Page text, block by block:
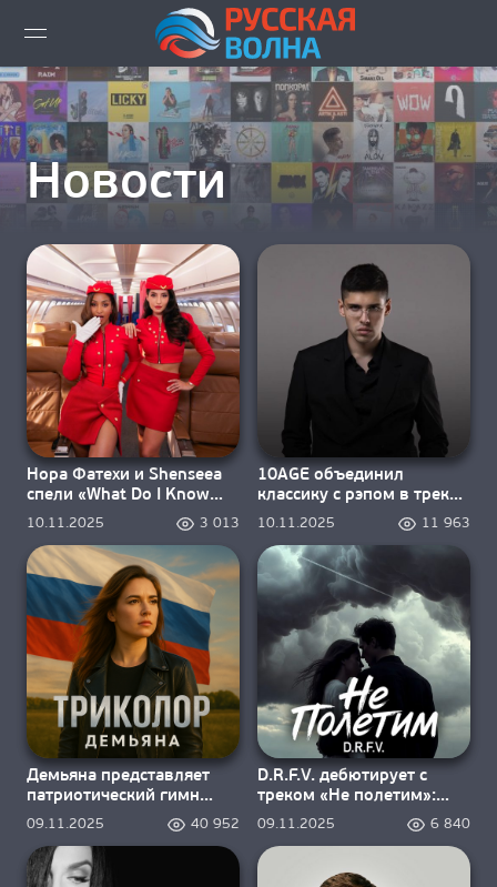
ВИДЕО LIVE
НОВОСТИ
НОВИНКИ ЭФИРА
ПЛЕЙЛИСТ
СКАЧАТЬ ЭФИР
КАК СЛУШАТЬ!?
ГОРОДА ВЕЩАНИЯ
О НАС
Новости
Нора Фатехи и Shenseea
спели «What Do I Know
(Just A Girl)»
10.11.2025 3 013
10AGE объединил
классику с рэпом в треке
«Вот уж вечер. Роса»
10.11.2025 11 963
Демьяна представляет
патриотический гимн
«Триколор»
09.11.2025 40 952
D.R.F.V. дебютирует с
треком «Не полетим»:
история о любви, которая
застряла на взлётной
полосе.
09.11.2025 6 840